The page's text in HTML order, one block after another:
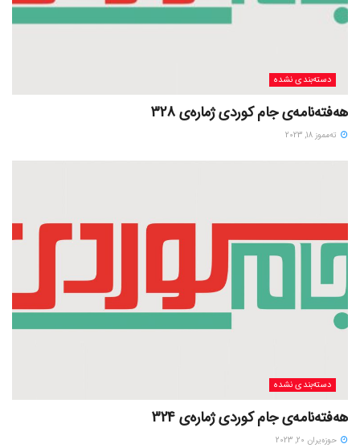
دسته‌بندی نشده
هەفتەنامەی جام کوردی ژمارەی 328
ته‌مموز 18, 2023
دسته‌بندی نشده
هەفتەنامەی جام کوردی ژمارەی 324
حوزه‌یران 20, 2023